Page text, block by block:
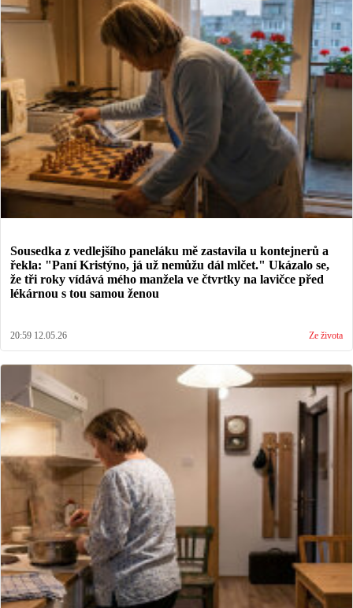
Sousedka z vedlejšího paneláku mě zastavila u kontejnerů a
řekla: "Paní Kristýno, já už nemůžu dál mlčet." Ukázalo se,
že tři roky vídává mého manžela ve čtvrtky na lavičce před
lékárnou s tou samou ženou
20:59 12.05.26 Ze života